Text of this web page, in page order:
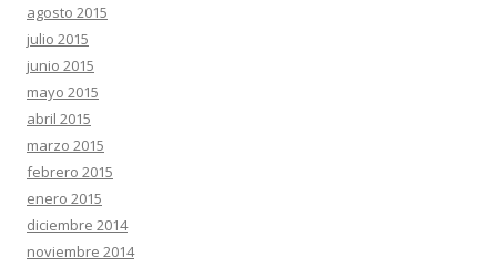
agosto 2015
julio 2015
junio 2015
mayo 2015
abril 2015
marzo 2015
febrero 2015
enero 2015
diciembre 2014
noviembre 2014